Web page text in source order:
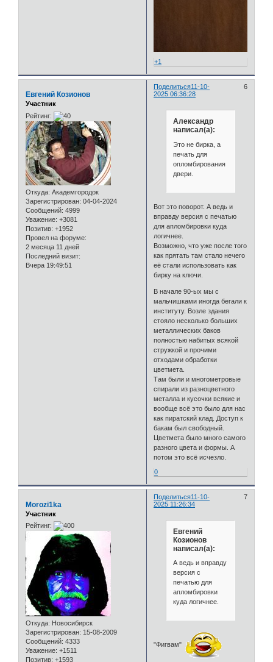
+1
Поделиться 6
11-10-
2025 06:36:28
Евгений Козионов
Участник
Рейтинг:
Откуда: Академгородок
Зарегистрирован: 04-04-2024
Сообщений: 4999
Уважение: +3081
Позитив: +1952
Провел на форуме:
2 месяца 11 дней
Последний визит:
Вчера 19:49:51
Александр
написал(а):
Это не бирка, а
печать для
опломбирования
двери.
Вот это поворот. А ведь и
вправду версия с печатью
для апломбировки куда
логичнее.
Возможно, что уже после того
как прятать там стало нечего
её стали использовать как
бирку на ключи.
В начале 90-ых мы с
мальчишками иногда бегали к
институту. Возле здания
стояло несколько больших
металлических баков
полностью набитых всякой
стружкой и прочими
отходами обработки
цветмета.
Там были и многометровые
спирали из разноцветного
металла и кусочки всякие и
вообще всё это было для нас
как пиратский клад. Доступ к
бакам был свободный.
Цветмета было много самого
разного цвета и формы. А
потом это всё исчезло.
0
Поделиться 7
11-10-
2025 11:26:34
Morozi1ka
Участник
Рейтинг:
Откуда: Новосибирск
Зарегистрирован: 15-08-2009
Сообщений: 4333
Уважение: +1511
Позитив: +1593
Евгений
Козионов
написал(а):
А ведь и вправду
версия с
печатью для
апломбировки
куда логичнее.
"Фигвам"